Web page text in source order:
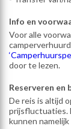
Info en
Voor alle
door te lezen.
Reserveren en
De reis is altijd
prijsfluctuaties.
kunnen